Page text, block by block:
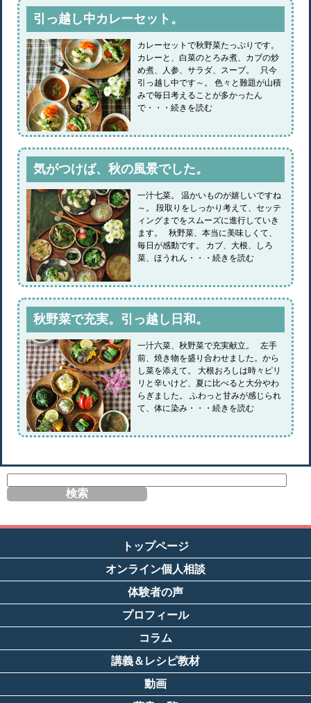
引っ越し中カレーセット。
カレーセットで秋野菜たっぷりです。
カレーと、白菜のとろみ煮、カブの炒
め煮、人参、サラダ、スープ。 只今
引っ越し中です～。 色々と難題が山積
みで毎日考えることが多かったん
で・・・続きを読む
気がつけば、秋の風景でした。
一汁七菜。 温かいものが嬉しいですね
～。 段取りをしっかり考えて、セッテ
ィングまでをスムーズに進行していき
ます。 秋野菜、本当に美味しくて、
毎日が感動です。 カブ、大根、しろ
菜、ほうれん・・・続きを読む
秋野菜で充実。引っ越し日和。
一汁六菜、秋野菜で充実献立。 左手
前、焼き物を盛り合わせました。から
し菜を添えて。 大根おろしは時々ピリ
リと辛いけど、夏に比べると大分やわ
らぎました。 ふわっと甘みが感じられ
て、体に染み・・・続きを読む
イ
ト
検
トップページ
オンライン個人相談
体験者の声
プロフィール
コラム
講義＆レシピ教材
動画